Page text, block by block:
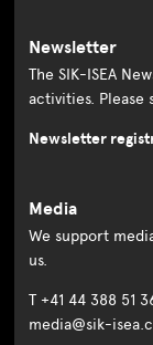
Newsletter
The SIK-ISEA
activities. Please
Newsletter
Media
We support
us.
T +41 44 388 51
media@sik-